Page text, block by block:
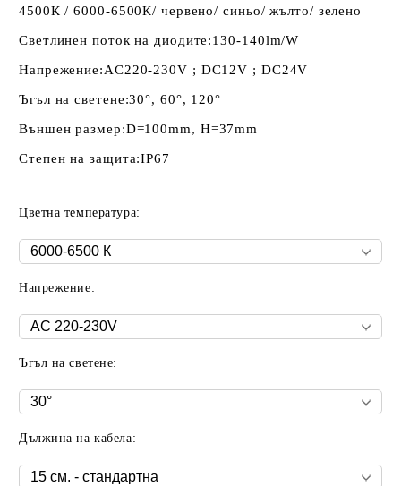
4500К / 6000-6500К/ червено/ синьо/ жълто/ зелено
Светлинен поток на диодите:130-140lm/W
Напрежение:AC220-230V ; DC12V ; DC24V
Ъгъл на светене:30°, 60°, 120°
Външен размер:D=100mm, H=37mm
Степен на защита:IP67
Цветна температура:
Напрежение:
Ъгъл на светене:
Дължина на кабела: